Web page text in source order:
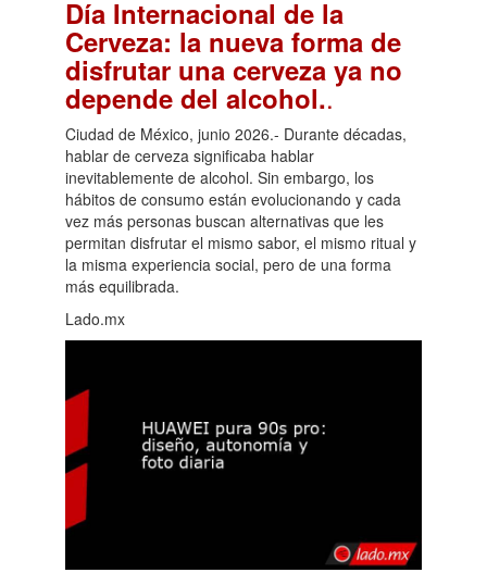
Día Internacional de la
Cerveza: la nueva forma de
disfrutar una cerveza ya no
depende del alcohol..
Ciudad de México, junio 2026.- Durante décadas,
hablar de cerveza significaba hablar
inevitablemente de alcohol. Sin embargo, los
hábitos de consumo están evolucionando y cada
vez más personas buscan alternativas que les
permitan disfrutar el mismo sabor, el mismo ritual y
la misma experiencia social, pero de una forma
más equilibrada.
Lado.mx